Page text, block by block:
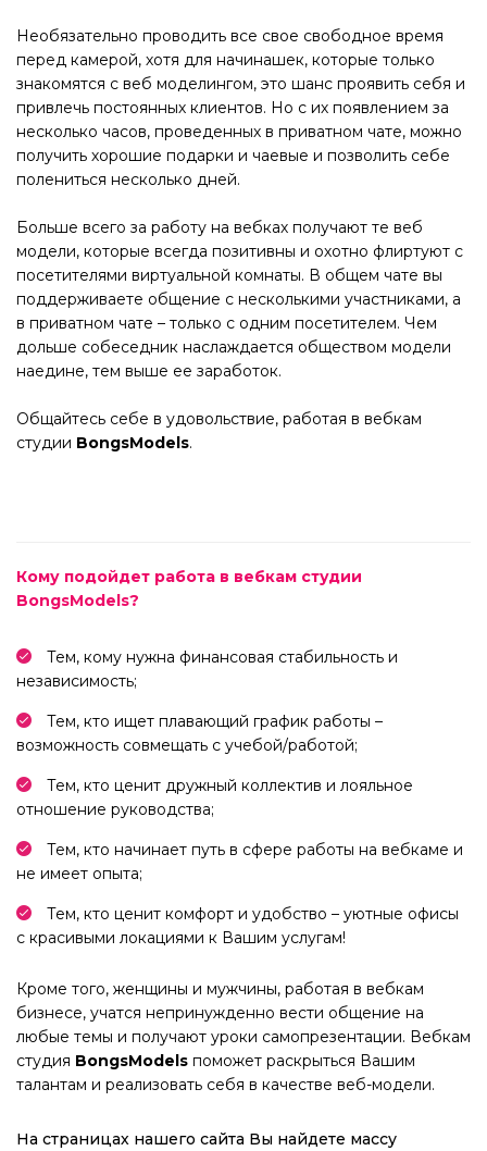
Необязательно проводить все свое свободное время
перед камерой, хотя для начинашек, которые только
знакомятся с веб моделингом, это шанс проявить себя и
привлечь постоянных клиентов. Но с их появлением за
несколько часов, проведенных в приватном чате, можно
получить хорошие подарки и чаевые и позволить себе
полениться несколько дней.
Больше всего за работу на вебках получают те веб
модели, которые всегда позитивны и охотно флиртуют с
посетителями виртуальной комнаты. В общем чате вы
поддерживаете общение с несколькими участниками, а
в приватном чате – только с одним посетителем. Чем
дольше собеседник наслаждается обществом модели
наедине, тем выше ее заработок.
Общайтесь себе в удовольствие, работая в вебкам
студии BongsModels.
Кому подойдет работа в вебкам студии
BongsModels?
Тем, кому нужна финансовая стабильность и
независимость;
Тем, кто ищет плавающий график работы –
возможность совмещать с учебой/работой;
Тем, кто ценит дружный коллектив и лояльное
отношение руководства;
Тем, кто начинает путь в сфере работы на вебкаме и
не имеет опыта;
Тем, кто ценит комфорт и удобство – уютные офисы
с красивыми локациями к Вашим услугам!
Кроме того, женщины и мужчины, работая в вебкам
бизнесе, учатся непринужденно вести общение на
любые темы и получают уроки самопрезентации. Вебкам
студия BongsModels поможет раскрыться Вашим
талантам и реализовать себя в качестве веб-модели.
На страницах нашего сайта Вы найдете массу